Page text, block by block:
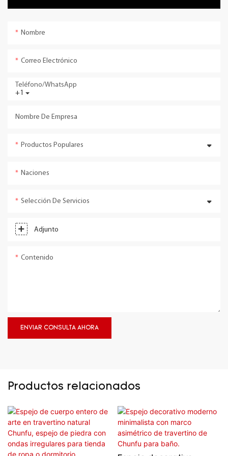
Nombre
Correo Electrónico
+1
Teléfono/WhatsApp
Nombre De Empresa
Productos Populares
Naciones
Selección De Servicios
Adjunto
Contenido
ENVIAR CONSULTA AHORA
Productos relacionados